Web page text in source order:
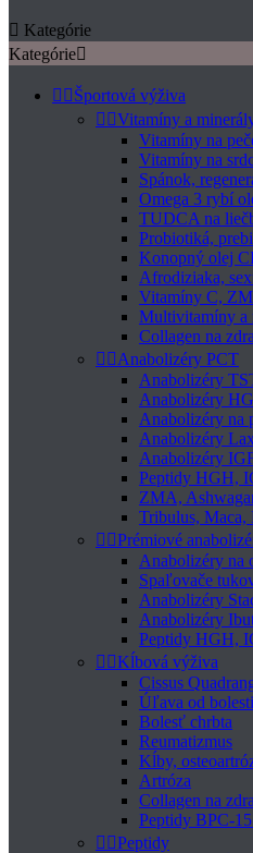
 Kategórie
Kategórie
 Športová výživa
 Vitamíny a
Vitamíny na
Vitamíny na
Spánok,
Omega 3 rybí
TUDCA na
Probiotiká,
Konopný olej
Afrodiziaka,
Vitamíny C,
Multivitamíny a
Collagen na
 Anabolizéry PCT
Anabolizéry
Anabolizéry
Anabolizéry na
Anabolizéry
Anabolizéry
Peptidy HGH,
ZMA,
Tribulus, Maca,
 Prémiové
Anabolizéry na
Spaľovače
Anabolizéry
Anabolizéry
Peptidy HGH,
 Kĺbová výživa
Cissus
Úľava od
Bolesť chrbta
Reumatizmus
Kĺby,
Artróza
Collagen na
Peptidy BPC-
 Peptidy